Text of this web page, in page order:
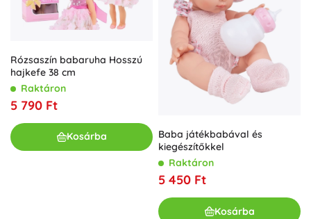
Rózsaszín babaruha Hosszú
hajkefe 38 cm
Raktáron
5 790 Ft
Kosárba
Baba játékbabával és
kiegészítőkkel
Raktáron
5 450 Ft
Kosárba